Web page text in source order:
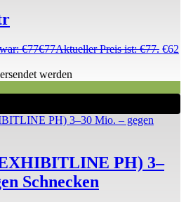
€77€77Aktueller Preis ist: €77. €62
werden
PH) 3–
Schnecken